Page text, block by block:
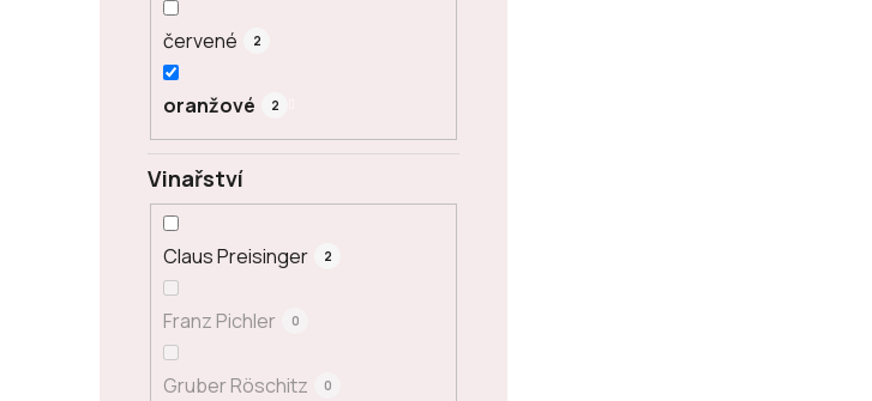
červené 2
oranžové 2
Vinařství
Claus Preisinger 2
Franz Pichler 0
Gruber Röschitz 0